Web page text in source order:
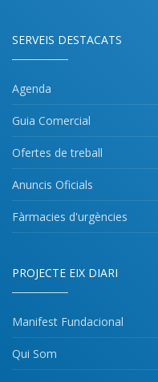
SERVEIS DESTACATS
Agenda
Guia Comercial
Ofertes de treball
Anuncis Oficials
Fàrmacies d'urgències
PROJECTE EIX DIARI
Manifest Fundacional
Qui Som